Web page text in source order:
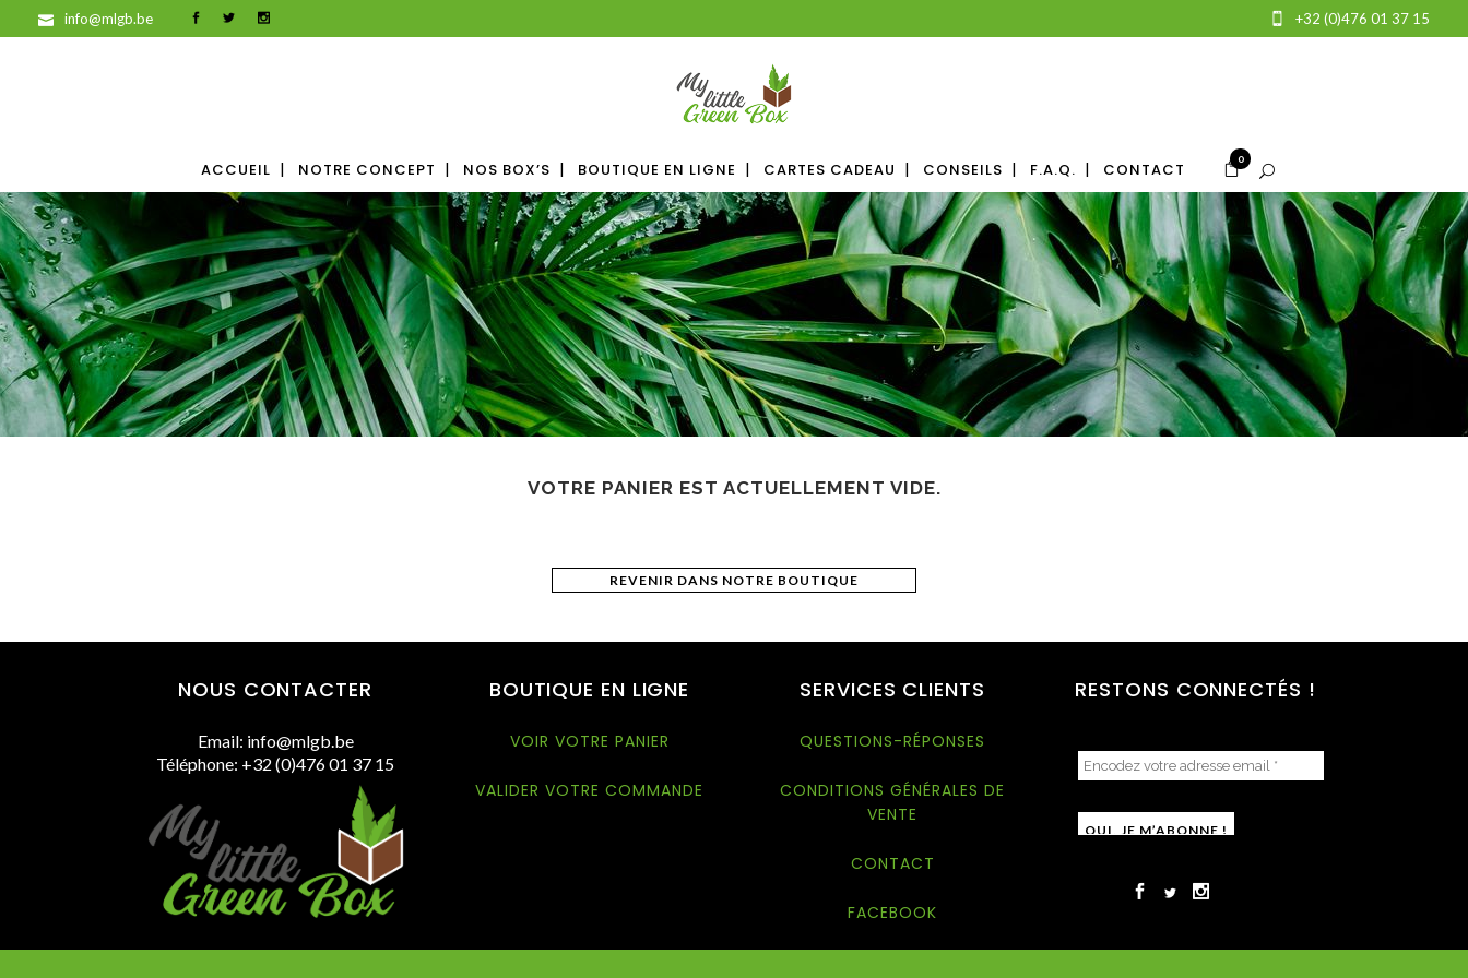
info@mlgb.be +32 (0)476 01 37 15
ACCUEIL NOTRE CONCEPT NOS BOX’S BOUTIQUE EN LIGNE CARTES CADEAU CONSEILS F.A.Q. CONTACT
0
VOTRE PANIER EST ACTUELLEMENT VIDE.
REVENIR DANS NOTRE BOUTIQUE
NOUS CONTACTER
Email: info@mlgb.be
Téléphone: +32 (0)476 01 37 15
BOUTIQUE EN LIGNE
VOIR VOTRE PANIER
VALIDER VOTRE COMMANDE
SERVICES CLIENTS
QUESTIONS-RÉPONSES
CONDITIONS GÉNÉRALES DE
VENTE
CONTACT
FACEBOOK
RESTONS CONNECTÉS !